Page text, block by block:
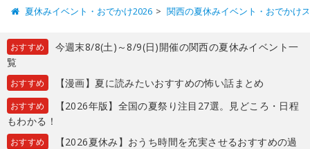
夏休みイベント・おでかけ2026 関西の夏休みイベント・おでかけ
おすすめ
今週末8/8(土)～8/9(日)開催の関西の夏休みイベント一
覧
おすすめ 【漫画】夏に読みたいおすすめの怖い話まとめ
おすすめ
【2026年版】全国の夏祭り注目27選。見どころ・日程
もわかる！
おすすめ
【2026夏休み】おうち時間を充実させるおすすめの過